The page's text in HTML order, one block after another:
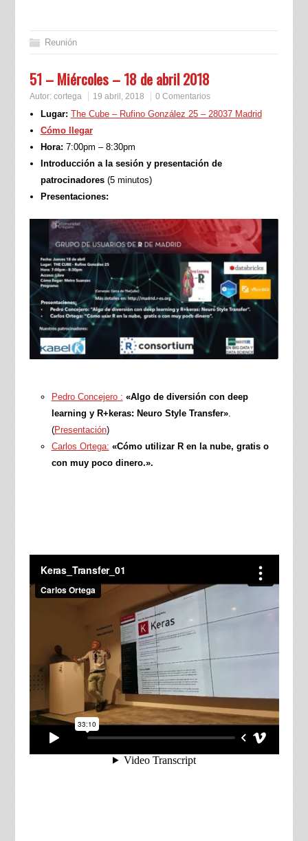
Reunión
51 – Miércoles – 18 de abril 2018
Autor: cortega 19 abril, 2018 0 Comentarios
Lugar: The Cube – Rufino González 25 – 28037 Madrid
Cómo llegar
Hora: 7:00pm – 8:30pm
Introducción a la sesión y presentación de
patrocinadores(5 minutos)
Presentaciones:
Pedro Concejero: «Algo de diversión con deep
learning y R+keras: Neuro Style Transfer».
(Presentación)
Carlos Ortega: «Cómo utilizar R en la nube, gratis o
con muy poco dinero.».